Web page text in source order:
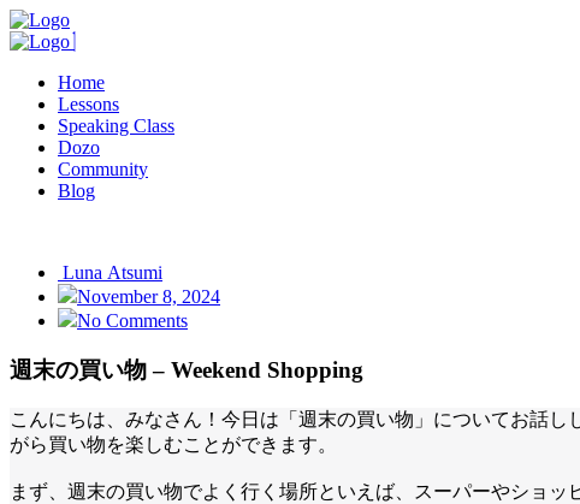
Home
Lessons
Speaking Class
Dozo
Community
Blog
Luna Atsumi
November 8, 2024
No Comments
週末の買い物 – Weekend Shopping
こんにちは、みなさん！今日は「週末の買い物」についてお話
がら買い物を楽しむことができます。
まず、週末の買い物でよく行く場所といえば、スーパーやショ